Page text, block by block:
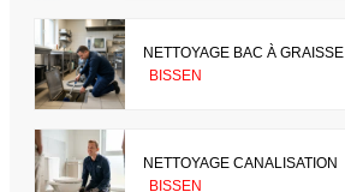
NETTOYAGE BAC À GRAISSE
BISSEN
NETTOYAGE CANALISATION
BISSEN